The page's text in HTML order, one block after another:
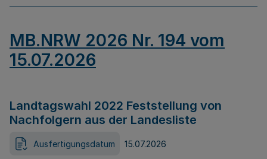
MB.NRW 2026 Nr. 194 vom
15.07.2026
Landtagswahl 2022 Feststellung von
Nachfolgern aus der Landesliste
Ausfertigungsdatum 15.07.2026